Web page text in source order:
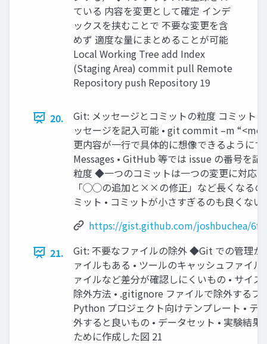
ている 内容を変更として確定 インデ
ックスを挟むことで 不要な変更を含
めず 適度な量にまとめることが可能
Local Working Tree add Index
(Staging Area) commit pull Remote
Repository push Repository 19
20.
Git: メッセージとコミットの粒度 コミット
ッセージを記入可能 • git commit –m
更内容が一行で具体的に想像できるように
Messages • GitHub 等では issue の番号を
粒度 ◆一つのコミットは一つの変更に対応
「◯◯の追加と××の修正」など長くなる
ミット • コミットが小さすぎるのも良くな
https://gist.github.com/joshbuchea/
21.
Git: 不要なファイルの除外 ◆Git での管理か
ァイルもある • ツールのキャッシュファイ
ァイルなど差分が確認しにくいもの • サイ
除外方法 • .gitignore ファイルで除外するフ
Python プロジェクト向けテンプレート • テ
外すると良いもの • データセット • 実験結
ために作成した図 21